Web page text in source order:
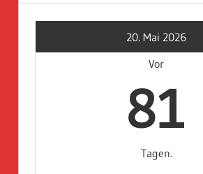
20. Mai 2026
Vor
81
Tagen.